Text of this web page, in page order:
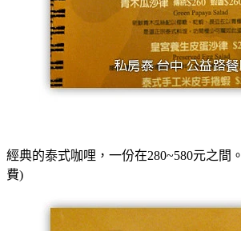
經典的泰式咖哩，一份在280~580元之間。
費)